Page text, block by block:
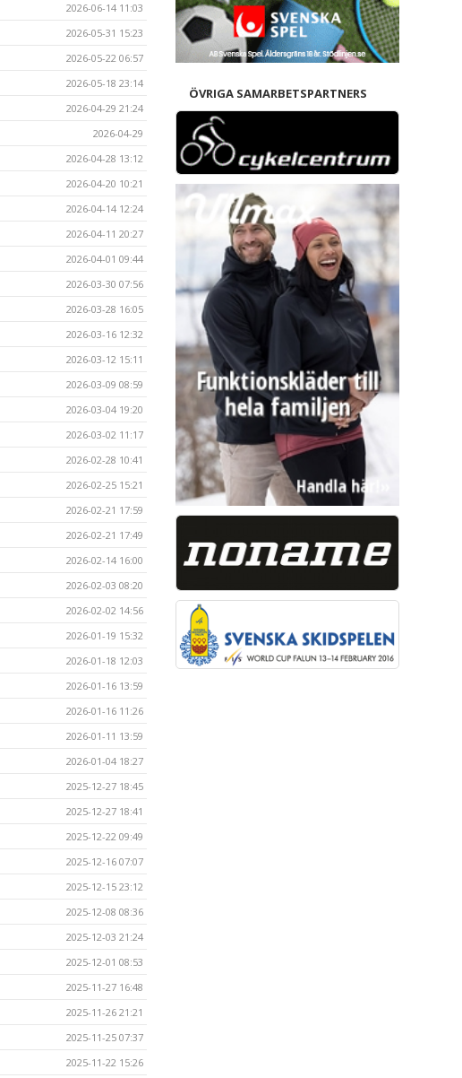
2026-06-14 11:03
2026-05-31 15:23
2026-05-22 06:57
2026-05-18 23:14
2026-04-29 21:24
2026-04-29
2026-04-28 13:12
2026-04-20 10:21
2026-04-14 12:24
2026-04-11 20:27
2026-04-01 09:44
2026-03-30 07:56
2026-03-28 16:05
2026-03-16 12:32
2026-03-12 15:11
2026-03-09 08:59
2026-03-04 19:20
2026-03-02 11:17
2026-02-28 10:41
2026-02-25 15:21
2026-02-21 17:59
2026-02-21 17:49
2026-02-14 16:00
2026-02-03 08:20
2026-02-02 14:56
2026-01-19 15:32
2026-01-18 12:03
2026-01-16 13:59
2026-01-16 11:26
2026-01-11 13:59
2026-01-04 18:27
2025-12-27 18:45
2025-12-27 18:41
2025-12-22 09:49
2025-12-16 07:07
2025-12-15 23:12
2025-12-08 08:36
2025-12-03 21:24
2025-12-01 08:53
2025-11-27 16:48
2025-11-26 21:21
2025-11-25 07:37
2025-11-22 15:26
ÖVRIGA SAMARBETSPARTNERS